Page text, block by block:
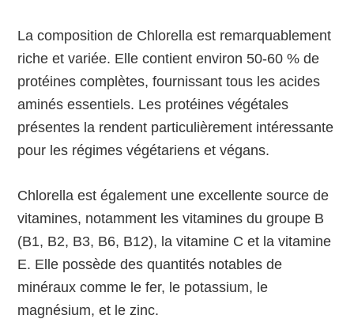
La composition de Chlorella est remarquablement
riche et variée. Elle contient environ 50-60 % de
protéines complètes, fournissant tous les acides
aminés essentiels. Les protéines végétales
présentes la rendent particulièrement intéressante
pour les régimes végétariens et végans.
Chlorella est également une excellente source de
vitamines, notamment les vitamines du groupe B
(B1, B2, B3, B6, B12), la vitamine C et la vitamine
E. Elle possède des quantités notables de
minéraux comme le fer, le potassium, le
magnésium, et le zinc.